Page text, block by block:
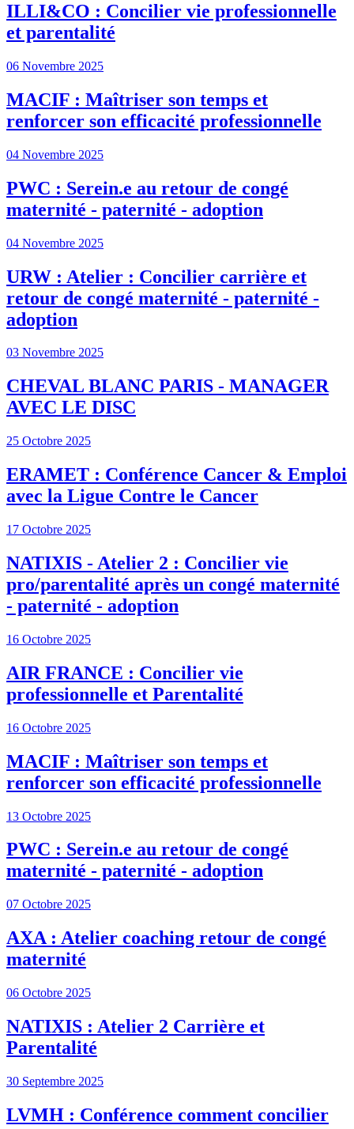
ILLI&CO : Concilier vie professionnelle
et parentalité
06 Novembre 2025
MACIF : Maîtriser son temps et
renforcer son efficacité professionnelle
04 Novembre 2025
PWC : Serein.e au retour de congé
maternité - paternité - adoption
04 Novembre 2025
URW : Atelier : Concilier carrière et
retour de congé maternité - paternité -
adoption
03 Novembre 2025
CHEVAL BLANC PARIS - MANAGER
AVEC LE DISC
25 Octobre 2025
ERAMET : Conférence Cancer & Emploi
avec la Ligue Contre le Cancer
17 Octobre 2025
NATIXIS - Atelier 2 : Concilier vie
pro/parentalité après un congé maternité
- paternité - adoption
16 Octobre 2025
AIR FRANCE : Concilier vie
professionnelle et Parentalité
16 Octobre 2025
MACIF : Maîtriser son temps et
renforcer son efficacité professionnelle
13 Octobre 2025
PWC : Serein.e au retour de congé
maternité - paternité - adoption
07 Octobre 2025
AXA : Atelier coaching retour de congé
maternité
06 Octobre 2025
NATIXIS : Atelier 2 Carrière et
Parentalité
30 Septembre 2025
LVMH : Conférence comment concilier